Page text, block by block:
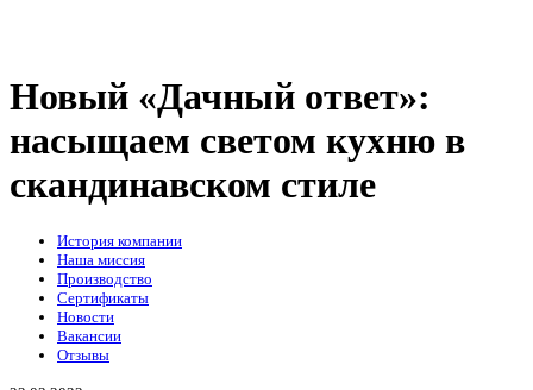
Новый «Дачный ответ»:
насыщаем светом кухню в
скандинавском стиле
История компании
Наша миссия
Производство
Сертификаты
Новости
Вакансии
Отзывы